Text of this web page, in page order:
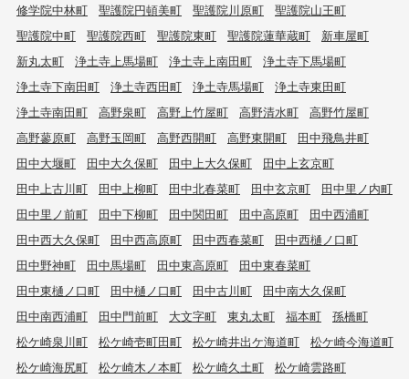
修学院中林町
聖護院円頓美町 聖護院川原町
聖護院山王町
聖護院中町
聖護院西町 聖護院東町 聖護院蓮華蔵町
新車屋町
新丸太町
浄土寺上馬場町 浄土寺上南田町
浄土寺下馬場町
浄土寺下南田町
浄土寺西田町 浄土寺馬場町
浄土寺東田町
浄土寺南田町
高野泉町 高野上竹屋町 高野清水町
高野竹屋町
高野蓼原町
高野玉岡町 高野西開町 高野東開町
田中飛鳥井町
田中大堰町
田中大久保町 田中上大久保町
田中上玄京町
田中上古川町
田中上柳町 田中北春菜町 田中玄京町
田中里ノ内町
田中里ノ前町
田中下柳町 田中関田町 田中高原町
田中西浦町
田中西大久保町
田中西高原町 田中西春菜町
田中西樋ノ口町
田中野神町
田中馬場町 田中東高原町
田中東春菜町
田中東樋ノ口町
田中樋ノ口町 田中古川町
田中南大久保町
田中南西浦町
田中門前町 大文字町 東丸太町 福本町
孫橋町
松ケ崎泉川町
松ケ崎壱町田町 松ケ崎井出ケ海道町
松ケ崎今海道町
松ケ崎海尻町
松ケ崎木ノ本町 松ケ崎久土町
松ケ崎雲路町